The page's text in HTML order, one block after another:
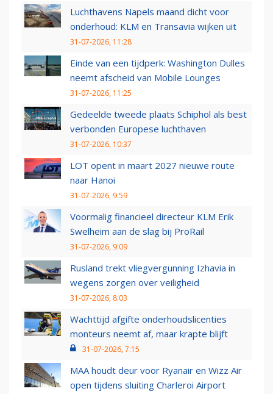
Luchthavens Napels maand dicht voor
onderhoud: KLM en Transavia wijken uit
31-07-2026, 11:28
Einde van een tijdperk: Washington Dulles
neemt afscheid van Mobile Lounges
31-07-2026, 11:25
Gedeelde tweede plaats Schiphol als best
verbonden Europese luchthaven
31-07-2026, 10:37
LOT opent in maart 2027 nieuwe route
naar Hanoi
31-07-2026, 9:59
Voormalig financieel directeur KLM Erik
Swelheim aan de slag bij ProRail
31-07-2026, 9:09
Rusland trekt vliegvergunning Izhavia in
wegens zorgen over veiligheid
31-07-2026, 8:03
Wachttijd afgifte onderhoudslicenties
monteurs neemt af, maar krapte blijft
31-07-2026, 7:15
MAA houdt deur voor Ryanair en Wizz Air
open tijdens sluiting Charleroi Airport